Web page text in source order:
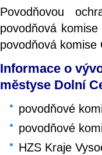
Povodňovou
povodňová
povodňová komise
Informace o
městyse Dolní
povodňové
povodňové
HZS Kraje